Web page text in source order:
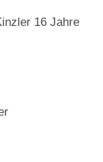
16 Jahre